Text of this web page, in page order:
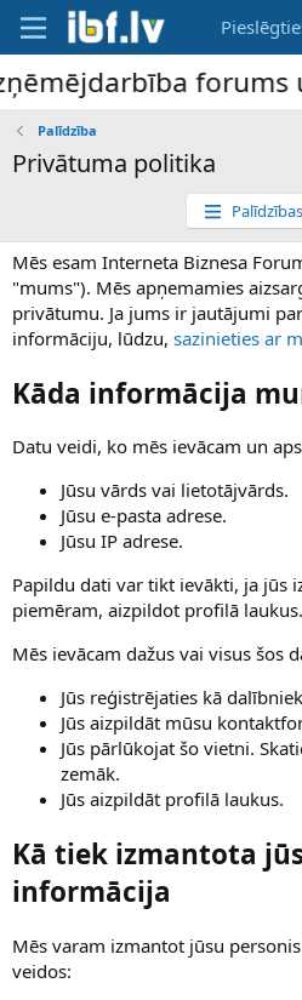
forums un
Palīdzība
Privātuma politika
Mēs esam Interneta Biznesa
"mums"). Mēs apņemamies
privātumu. Ja jums ir jautājumi
informāciju, lūdzu, sazinieties ar
Kāda informācija
Datu veidi, ko mēs ievācam un
Jūsu vārds vai lietotājvārds.
Jūsu e-pasta adrese.
Jūsu IP adrese.
Papildu dati var tikt ievākti, ja jūs
piemēram, aizpildot profilā laukus.
Mēs ievācam dažus vai visus šos
Jūs reģistrējaties kā
Jūs aizpildāt mūsu
Jūs pārlūkojat šo vietni.
zemāk.
Jūs aizpildāt profilā laukus.
Kā tiek izmantota
informācija
Mēs varam izmantot jūsu
veidos: